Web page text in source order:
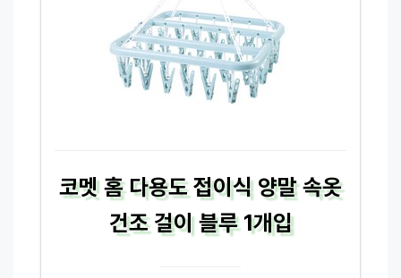
코멧 홈 다용도 접이식 양말 속옷
건조 걸이 블루 1개입